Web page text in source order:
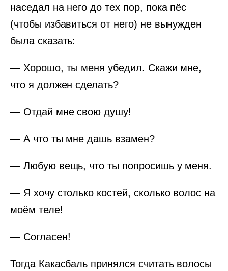
наседал на него до тех пор, пока пёс
(чтобы избавиться от него) не вынужден
была сказать:
— Хорошо, ты меня убедил. Скажи мне,
что я должен сделать?
— Отдай мне свою душу!
— А что ты мне дашь взамен?
— Любую вещь, что ты попросишь у меня.
— Я хочу столько костей, сколько волос на
моём теле!
— Согласен!
Тогда Какасбаль принялся считать волосы